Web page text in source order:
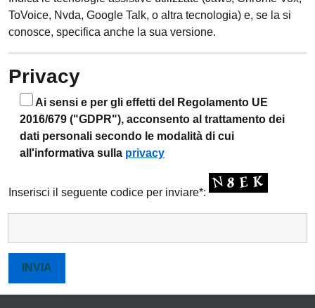
ToVoice, Nvda, Google Talk, o altra tecnologia) e, se la si
conosce, specifica anche la sua versione.
Privacy
Ai sensi e per gli effetti del Regolamento UE
2016/679 ("GDPR"), acconsento al trattamento dei
dati personali secondo le modalità di cui
all'informativa sulla privacy
Inserisci il seguente codice per inviare*: